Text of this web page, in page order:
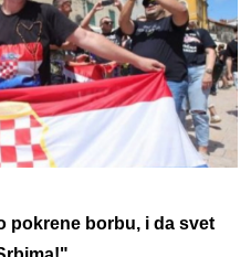
pokrene borbu, i da svet